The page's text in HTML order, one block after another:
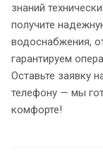
знаний
получите
водоснабжения,
гарантируем
Оставьте заявку
телефону — мы
комфорте!